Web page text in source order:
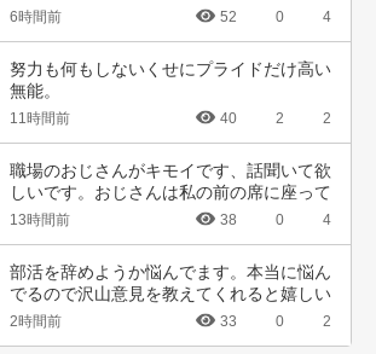
深夜正座…
6時間前 52 0 4
努力も何もしないくせにプライドだけ高い
無能。
11時間前 40 2 2
職場のおじさんがキモイです、話聞いて欲
しいです。おじさんは私の前の席に座って
いて、い…
13時間前 38 0 4
部活を辞めようか悩んでます。本当に悩ん
でるので沢山意見を教えてくれると嬉しい
です。中…
2時間前 33 0 2